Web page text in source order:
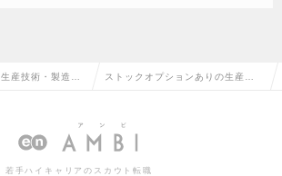
生産技術・製造技
ング（電気・電
ストックオプションありの生産技
（電気・電子）の転職・求人情報
若手ハイキャリアのスカウト転職